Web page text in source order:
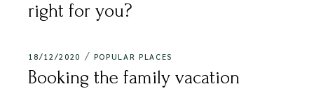
right for you?
18/12/2020 POPULAR PLACES
Booking the family vacation